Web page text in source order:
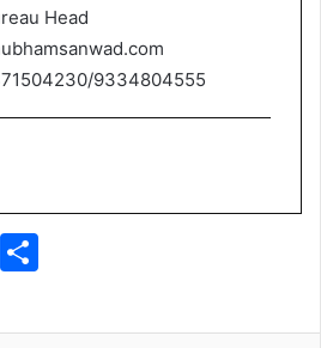
Head
9334804555
E
ar